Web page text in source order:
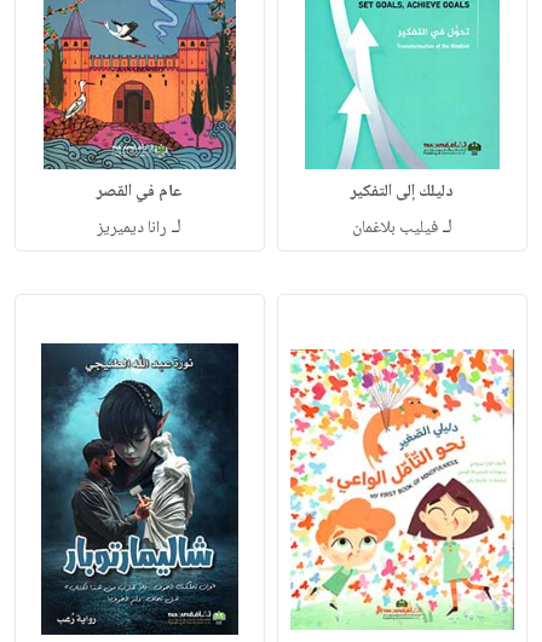
دليلك إلى التفكير
لـفيليب بلاغمان
عام في القصر
لـ رانا ديميريز